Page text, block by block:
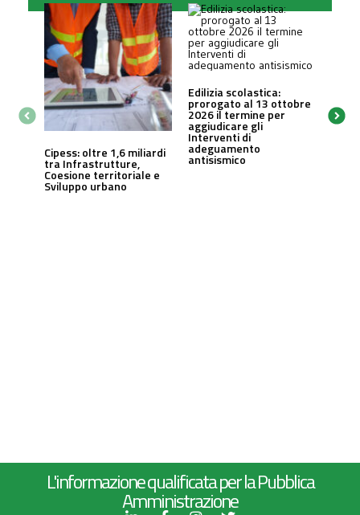
Cipess: oltre 1,6 miliardi
tra Infrastrutture,
Coesione territoriale e
Sviluppo urbano
Edilizia scolastica:
prorogato al 13 ottobre
2026 il termine per
aggiudicare gli
Interventi di
adeguamento
antisismico
L'informazione qualificata per la Pubblica
Amministrazione